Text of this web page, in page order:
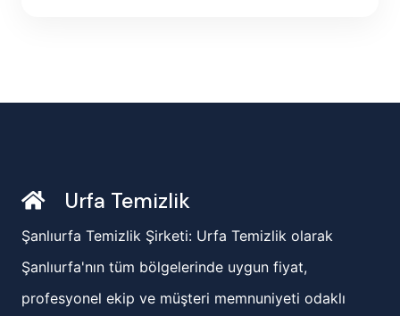
Urfa Temizlik
Şanlıurfa Temizlik Şirketi: Urfa Temizlik olarak
Şanlıurfa'nın tüm bölgelerinde uygun fiyat,
profesyonel ekip ve müşteri memnuniyeti odaklı